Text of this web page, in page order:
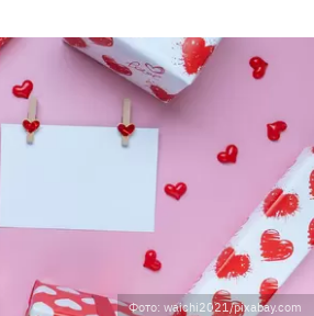
Фото: waichi2021/pixabay.com